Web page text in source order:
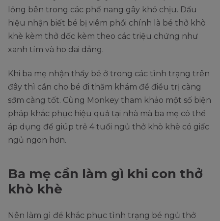
lỏng bên trong các phế nang gây khó chịu. Dấu
hiệu nhận biết bé bị viêm phổi chính là bé thở khò
khè kèm thở dốc kèm theo các triệu chứng như
xanh tím và ho dai dẳng.
Khi ba mẹ nhận thấy bé ở trong các tình trạng trên
đây thì cần cho bé đi thăm khám để điều trị càng
sớm càng tốt. Cùng Monkey tham khảo một số biện
pháp khắc phục hiệu quả tại nhà mà ba mẹ có thể
áp dụng để giúp trẻ 4 tuổi ngủ thở khò khè có giấc
ngủ ngon hơn.
Ba mẹ cần làm gì khi con thở
khò khè
Nên làm gì để khắc phục tình trạng bé ngủ thở